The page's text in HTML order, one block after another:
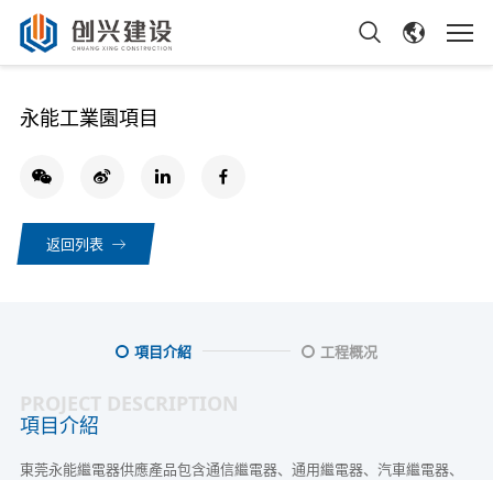
永能工業園項目
返回列表
項目介紹 工程概况
PROJECT DESCRIPTION
項目介紹
東莞永能繼電器供應產品包含通信繼電器、通用繼電器、汽車繼電器、